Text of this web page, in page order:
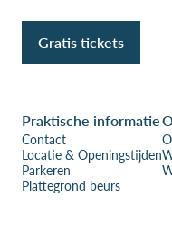
Gratis tickets
Praktische informatie
Contact
Locatie & Openingstijden
Parkeren
Plattegrond beurs